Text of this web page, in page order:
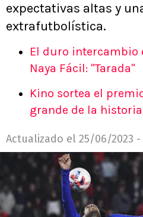
expectativas altas y
extrafutbolística.
El duro intercambio
Naya Fácil: "Tarada"
Kino sortea el
grande de la
Actualizado el 25/06/2023 -